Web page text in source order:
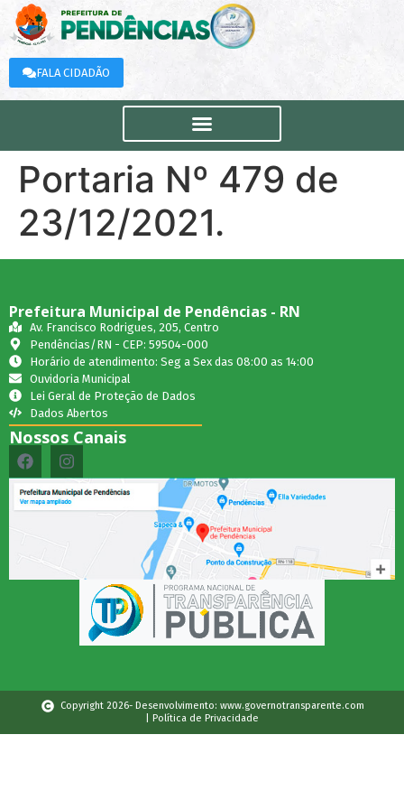
FALA CIDADÃO
Portaria Nº 479 de
23/12/2021.
Prefeitura Municipal de Pendências - RN
Av. Francisco Rodrigues, 205, Centro
Pendências/RN - CEP: 59504-000
Horário de atendimento: Seg a Sex das 08:00 as 14:00
Ouvidoria Municipal
Lei Geral de Proteção de Dados
Dados Abertos
Nossos Canais
Copyright 2026- Desenvolvimento: www.governotransparente.com
| Política de Privacidade